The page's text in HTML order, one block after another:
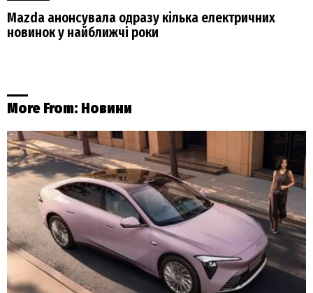
Mazda анонсувала одразу кілька електричних
новинок у найближчі роки
More From: Новини